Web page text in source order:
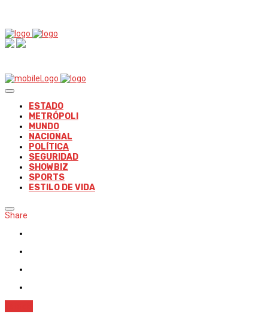
ESTADO
METRÓPOLI
MUNDO
NACIONAL
POLÍTICA
SEGURIDAD
SHOWBIZ
SPORTS
ESTILO DE VIDA
Share